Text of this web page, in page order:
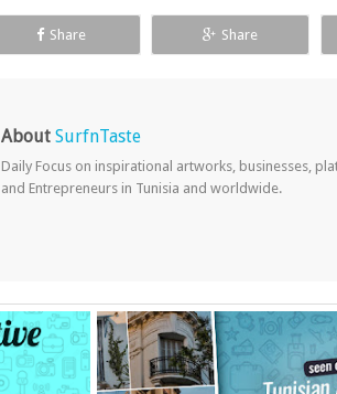
Share Share
About SurfnTaste
Daily Focus on inspirational artworks, businesses,
and Entrepreneurs in Tunisia and worldwide.